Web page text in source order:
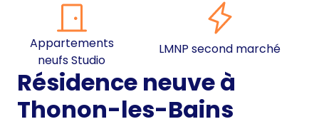
Appartements
neufs Studio
LMNP second marché
Résidence neuve à
Thonon-les-Bains